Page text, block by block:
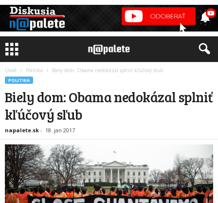
Úvod Politika Biely dom: Obama nedokázal splniť kľúčový sľub
POLITIKA
Biely dom: Obama nedokázal splniť
kľúčový sľub
napalete.sk - 18. jan 2017